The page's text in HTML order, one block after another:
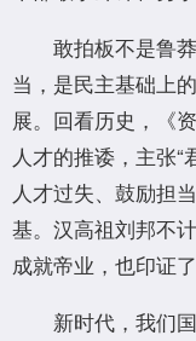
敢拍板不是鲁
当，是民主基础上
展。回看历史，《
人才的推诿，主张
人才过失、鼓励担
基。汉高祖刘邦不
成就帝业，也印证
新时代，我们